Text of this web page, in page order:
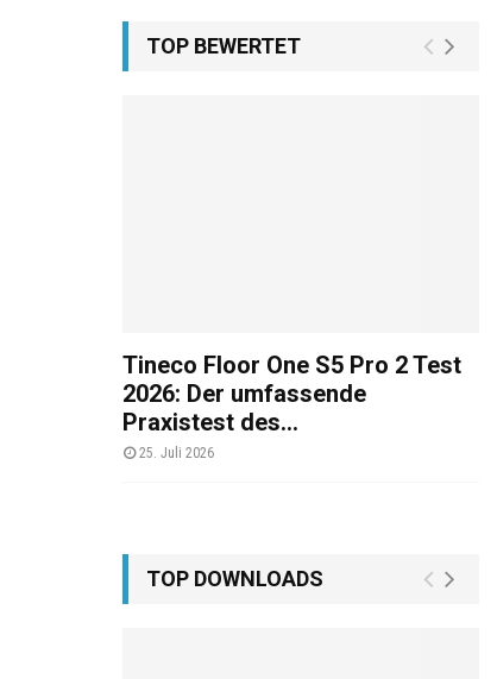
TOP BEWERTET
Tineco Floor One S5 Pro 2 Test
2026: Der umfassende
Praxistest des...
25. Juli 2026
TOP DOWNLOADS